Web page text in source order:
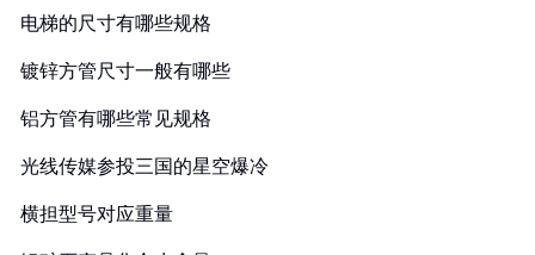
电梯的尺寸有哪些规格
镀锌方管尺寸一般有哪些
铝方管有哪些常见规格
光线传媒参投三国的星空爆冷
横担型号对应重量